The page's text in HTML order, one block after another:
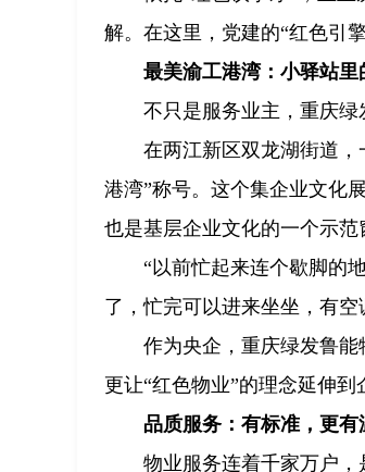
解。在这里，党建的“红色引
最美渝工港湾：小驿站里
不只是服务业主，重庆绿
在两江新区双龙湖街道，
港湾”称号。这个集企业文化
也是基层企业文化的一个示范
“以前忙起来连个歇脚的
了，忙完可以进来坐坐，有
作为央企，重庆绿发鲁
更让“红色物业”的理念延伸到
品质服务：有标准，更有
物业服务连着千家万户